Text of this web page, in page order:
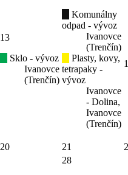
13
Sklo - vývoz
Ivanovce
(Trenčín)
Komunálny
odpad - vývoz
Ivanovce
(Trenčín)
Plasty, kovy,
tetrapaky -
vývoz
Ivanovce
- Dolina,
Ivanovce
(Trenčín)
20 21
28